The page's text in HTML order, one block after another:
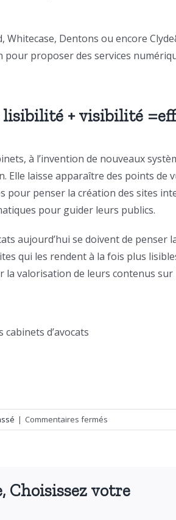
Dentons ou encore
proposer des services
lisibilité + visibilité
à l’invention de nouveaux
Elle laisse apparaître des points de
pour penser la création des sites
pour guider leurs publics.
aujourd’hui se doivent de penser
qui les rendent à la fois plus
valorisation de leurs contenus sur
d’avocats
| Commentaires fermés
Les
sites
Choisissez votre